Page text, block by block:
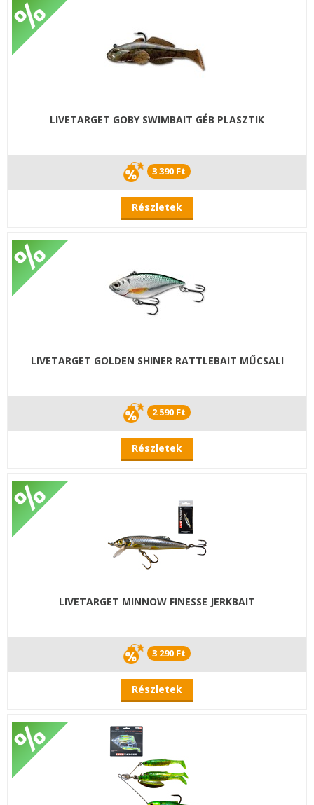
LIVETARGET GOBY SWIMBAIT GÉB PLASZTIK
3 390 Ft
Részletek
LIVETARGET GOLDEN SHINER RATTLEBAIT MŰCSALI
2 590 Ft
Részletek
LIVETARGET MINNOW FINESSE JERKBAIT
3 290 Ft
Részletek